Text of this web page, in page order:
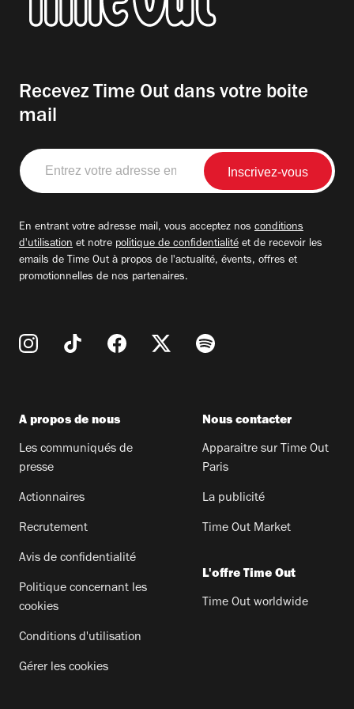
Recevez Time Out dans votre boite
mail
Entrez
votre
adresse
En entrant votre adresse mail, vous acceptez nos conditions
d'utilisation et notre politique de confidentialité et de recevoir les
emails de Time Out à propos de l'actualité, évents, offres et
promotionnelles de nos partenaires.
A propos de nous
Les communiqués de
presse
Actionnaires
Recrutement
Avis de confidentialité
Politique concernant les
cookies
Conditions d'utilisation
Gérer les cookies
Nous contacter
Apparaitre sur Time Out
Paris
La publicité
Time Out Market
L'offre Time Out
Time Out worldwide